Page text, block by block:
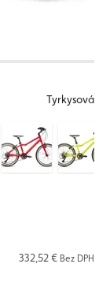
Tyrkysová
332,52 € Bez DPH